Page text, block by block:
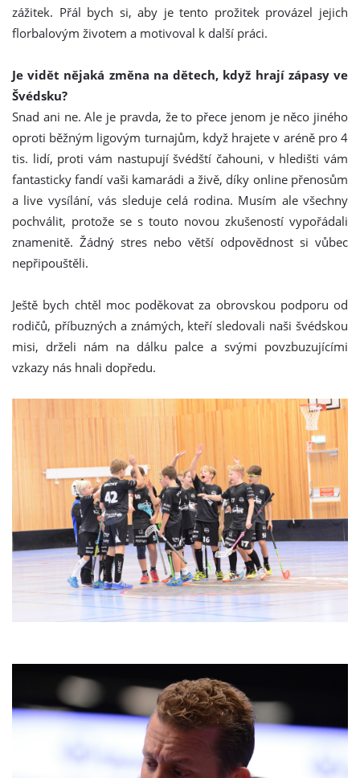
zážitek. Přál bych si, aby je tento prožitek provázel jejich
florbalovým životem a motivoval k další práci.
Je vidět nějaká změna na dětech, když hrají zápasy ve
Švédsku?
Snad ani ne. Ale je pravda, že to přece jenom je něco jiného
oproti běžným ligovým turnajům, když hrajete v aréně pro 4
tis. lidí, proti vám nastupují švédští čahouni, v hledišti vám
fantasticky fandí vaši kamarádi a živě, díky online přenosům
a live vysílání, vás sleduje celá rodina. Musím ale všechny
pochválit, protože se s touto novou zkušeností vypořádali
znamenitě. Žádný stres nebo větší odpovědnost si vůbec
nepřipouštěli.
Ještě bych chtěl moc poděkovat za obrovskou podporu od
rodičů, příbuzných a známých, kteří sledovali naši švédskou
misi, drželi nám na dálku palce a svými povzbuzujícími
vzkazy nás hnali dopředu.